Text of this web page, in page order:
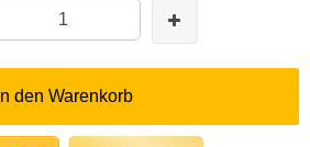
In den Warenkorb